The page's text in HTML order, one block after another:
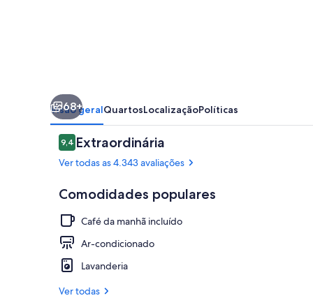
68+
Visão geralQuartosLocalizaçãoPolíticas
Avaliações
9,49,4 de 10
Extraordinária
Ver todas as 4.343 avaliações
Comodidades populares
Café da manhã incluído
Ar-condicionado
Lavanderia
Ver todas